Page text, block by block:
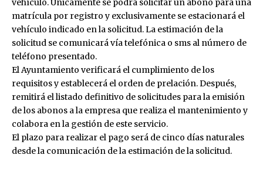
vehículo. Únicamente se podrá solicitar un abono para una
matrícula por registro y exclusivamente se estacionará el
vehículo indicado en la solicitud. La estimación de la
solicitud se comunicará vía telefónica o sms al número de
teléfono presentado.
El Ayuntamiento verificará el cumplimiento de los
requisitos y establecerá el orden de prelación. Después,
remitirá el listado definitivo de solicitudes para la emisión
de los abonos a la empresa que realiza el mantenimiento y
colabora en la gestión de este servicio.
El plazo para realizar el pago será de cinco días naturales
desde la comunicación de la estimación de la solicitud.